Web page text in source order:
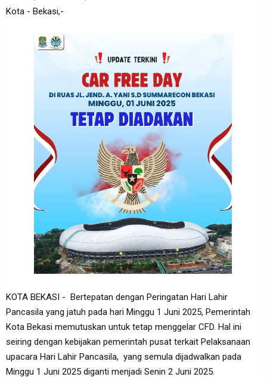
Kota - Bekasi,-
KOTA BEKASI - Bertepatan dengan Peringatan Hari Lahir
Pancasila yang jatuh pada hari Minggu 1 Juni 2025, Pemerintah
Kota Bekasi memutuskan untuk tetap menggelar CFD. Hal ini
seiring dengan kebijakan pemerintah pusat terkait Pelaksanaan
upacara Hari Lahir Pancasila, yang semula dijadwalkan pada
Minggu 1 Juni 2025 diganti menjadi Senin 2 Juni 2025.